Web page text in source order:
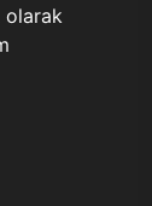
olarak